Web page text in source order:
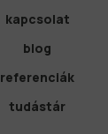
kapcsolat
blog
referenciák
tudástár